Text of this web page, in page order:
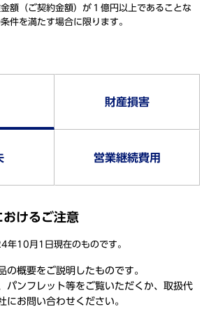
金額（ご契約金額）が１億円以上であることな
件を満たす場合に限ります。
財産損害
営業継続費用
おけるご注意
年10月1日現在のものです。
の概要をご説明したものです。
パンフレット等をご覧いただくか、取扱代
にお問い合わせください。